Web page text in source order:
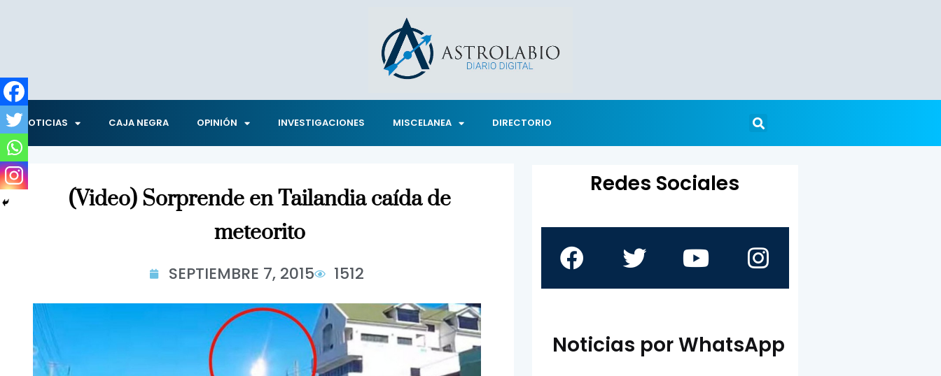
NOTICIAS CAJA NEGRA OPINIÓN INVESTIGACIONES MISCELANEA DIRECTORIO
(Video) Sorprende en Tailandia caída de
meteorito
SEPTIEMBRE 7, 2015 1512
Redes Sociales
Noticias por WhatsApp